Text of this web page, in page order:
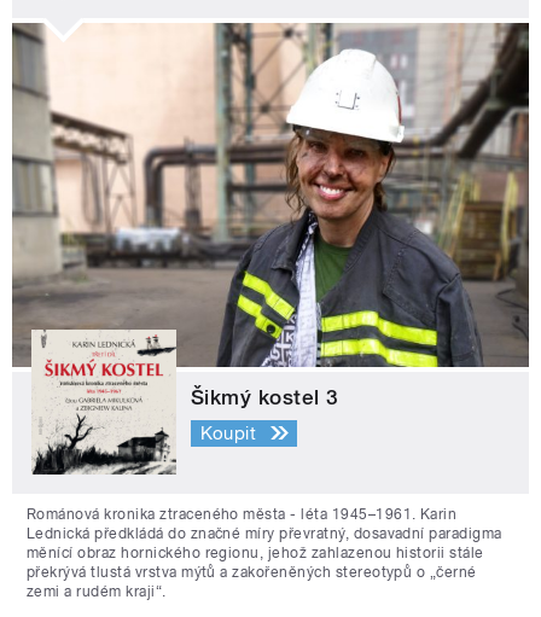
Šikmý kostel 3
Koupit
Románová kronika ztraceného města - léta 1945–1961. Karin
Lednická předkládá do značné míry převratný, dosavadní paradigma
měnící obraz hornického regionu, jehož zahlazenou historii stále
překrývá tlustá vrstva mýtů a zakořeněných stereotypů o „černé
zemi a rudém kraji“.